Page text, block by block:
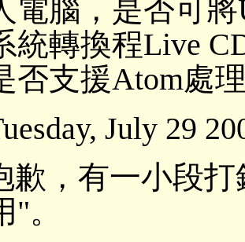
電腦，是否可
統轉換程Live
否支援Atom處
July 29
歉，有一小段
"。